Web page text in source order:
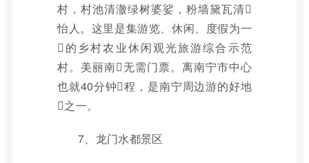
村，村池清澈绿树婆娑，粉墙黛瓦清
怡人。这里是集游览、休闲、度假为一
的乡村农业休闲观光旅游综合示范
村。美丽南无需门票。离南宁市中心
也就40分钟程，是南宁周边游的好地
之一。
7、龙门水都景区